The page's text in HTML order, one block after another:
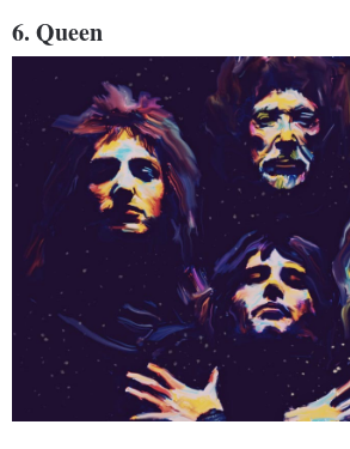
6. Queen